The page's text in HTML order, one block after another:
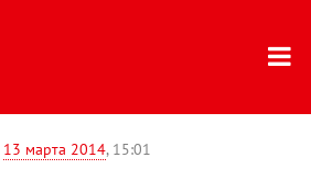
13 марта 2014, 15:01